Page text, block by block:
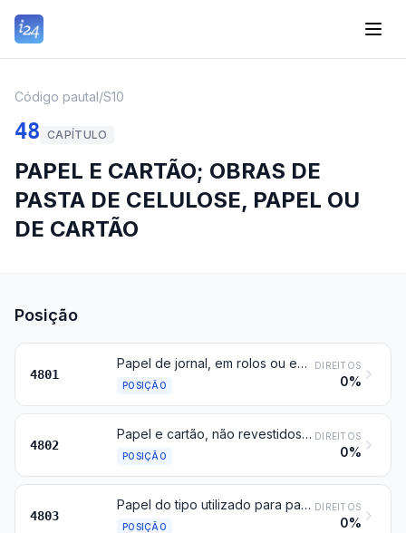
Código pautal/S10
48 CAPÍTULO
PAPEL E CARTÃO; OBRAS DE
PASTA DE CELULOSE, PAPEL OU
DE CARTÃO
Posição
4801
Papel de jornal, em rolos ou em folhas
POSIÇÃO
DIREITOS
0%
4802
Papel e cartão, não revestidos, do tipo utilizado para escrita, impressão ou outros fins gráficos, e papel e cartão para fabricar cartões ou tiras perfurados, não perfurados, em rolos ou em folhas de forma quadrada ou retangular, de qualquer dimensão, com exclusão do papel das posições 4801 ou 4803; papel e cartão feitos à mão (folha a folha)
POSIÇÃO
DIREITOS
0%
4803
Papel do tipo utilizado para papel higiénico, toalhitas (lenços) desmaquilhantes, toalhas, guardanapos ou para papel semelhante de uso doméstico, higiénico ou toucador, pasta (ouate) de celulose e mantas de fibras de celulose, mesmo encrespados, plissados, gofrados, estampados, perfurados, coloridos à superfície, decorados à superfície ou impressos, em rolos ou em folhas
POSIÇÃO
DIREITOS
0%